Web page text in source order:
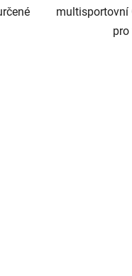
multisportovní
pro